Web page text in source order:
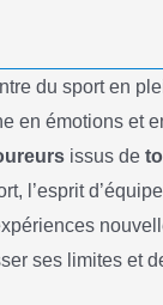
du sport en
en émotions et
issus de
l’esprit
ses limites et